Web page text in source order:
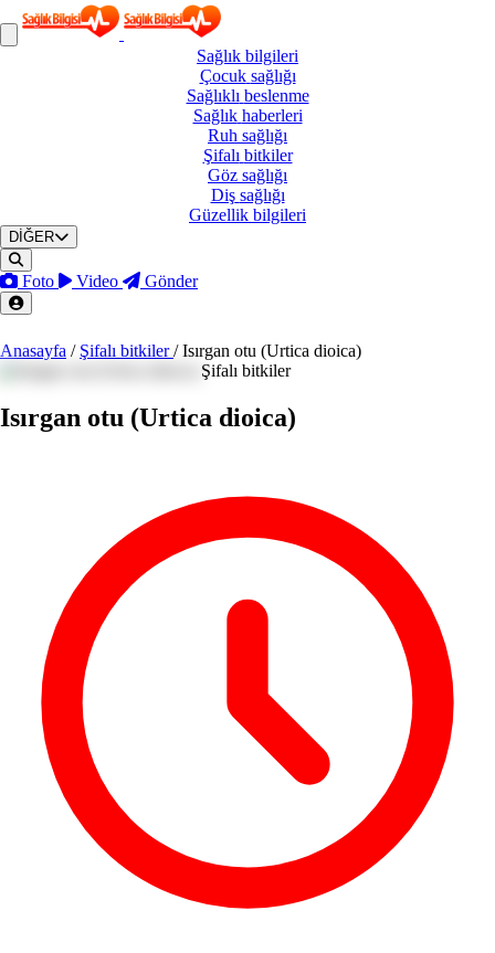
Sağlık bilgileri
Çocuk sağlığı
Sağlıklı beslenme
Sağlık haberleri
Ruh sağlığı
Şifalı bitkiler
Göz sağlığı
Diş sağlığı
Güzellik bilgileri
DİĞER
Foto Video Gönder
Anasayfa / Şifalı bitkiler/ Isırgan otu (Urtica dioica)
Şifalı bitkiler
Isırgan otu (Urtica dioica)